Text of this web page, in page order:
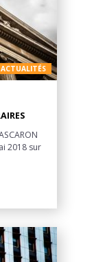
ACTUALITÉS
2018 sur